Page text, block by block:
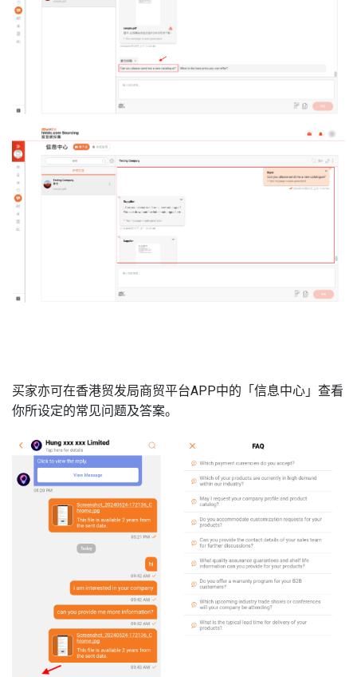
买家亦可在香港贸发局商贸平台APP中的「信息中心」查看
你所设定的常见问题及答案。